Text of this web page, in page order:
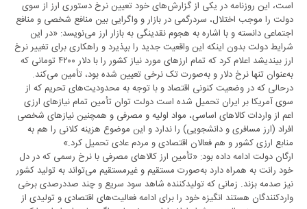
است، این روزنامه در یکی از گزارش‌های خود تعیین نرخ دستوری ارز از سوی
دولت را موجب اختلال، سردرگمی در بازار و واگرایی بین منافع شخصی و منافع
اجتماعی دانسته و با ‌اشاره به هجوم نقدینگی به بازار ارز می‌نویسد: «در این
شرایط دولت بدون اینکه این واقعیت جدید را بپذیرد و راهکاری برای تغییر نرخ
ارز بیندیشد اعلام کرد که تمام ارزهای مورد نیاز کشور را با دلار ۴۲۰۰ تومانی که
به‌عنوان تنها نرخ دلار و به‌صورت تک نرخی تعیین شده بود، تأمین می‌کند.
درحالی که در وضعیت کنونی اقتصاد و با توجه به محدودیت‌های تحریم که از
سوی آمریکا بر ایران تحمیل شده است دولت توان تأمین تمام نیازهای ارزی
اعم از واردات کالاهای اساسی، مواد اولیه و مصرفی و همچنین نیازهای شخصی
افراد (ارز مسافری و دانشجویی) را ندارد و این موضوع هزینه کلانی را هم به
منابع ارزی کشور و هم فعالان اقتصادی و مردم عادی تحمیل کرد.»
ارگان دولت ادامه داده بود: «تأمین ارز کالاهای مصرفی با نرخ رسمی که در دل
خود رانت به همراه دارد به‌صورت مستقیم و غیرمستقیم می‌تواند به تولید کشور
نیز صدمه بزند. زمانی که تولیدکننده شاهد سود سریع و چند صددرصدی برخی
واردکنندگان هستند انگیزه خود را برای ادامه فعالیت‌های اقتصادی و تولیدی از